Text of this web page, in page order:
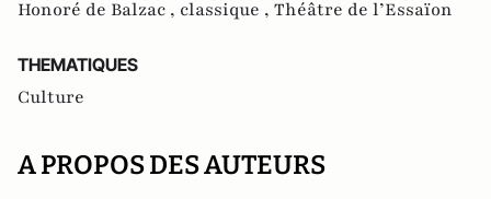
Honoré de Balzac , classique , Théâtre de l’Essaïon
THEMATIQUES
Culture
A PROPOS DES AUTEURS